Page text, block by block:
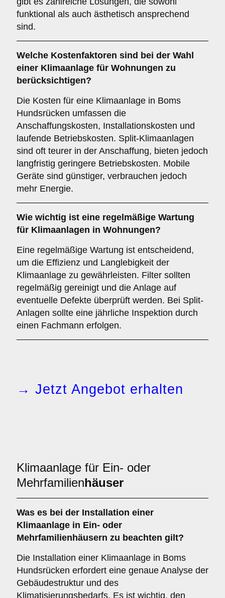
funktional als auch ästhetisch ansprechend
sind.
Welche Kostenfaktoren sind bei der Wahl
einer Klimaanlage für Wohnungen zu
berücksichtigen?
Die Kosten für eine Klimaanlage in Boms
Hundsrücken umfassen die
Anschaffungskosten, Installationskosten und
laufende Betriebskosten. Split-Klimaanlagen
sind oft teurer in der Anschaffung, bieten jedoch
langfristig geringere Betriebskosten. Mobile
Geräte sind günstiger, verbrauchen jedoch
mehr Energie.
Wie wichtig ist eine regelmäßige Wartung
für Klimaanlagen in Wohnungen?
Eine regelmäßige Wartung ist entscheidend,
um die Effizienz und Langlebigkeit der
Klimaanlage zu gewährleisten. Filter sollten
regelmäßig gereinigt und die Anlage auf
eventuelle Defekte überprüft werden. Bei Split-
Anlagen sollte eine jährliche Inspektion durch
einen Fachmann erfolgen.
→ Jetzt Angebot erhalten
Klimaanlage für Ein- oder
Mehrfamilienhäuser
Was es bei der Installation einer
Klimaanlage in Ein- oder
Mehrfamilienhäusern zu beachten gilt?
Die Installation einer Klimaanlage in Boms
Hundsrücken erfordert eine genaue Analyse der
Gebäudestruktur und des
Klimatisierungsbedarfs. Es ist wichtig, den